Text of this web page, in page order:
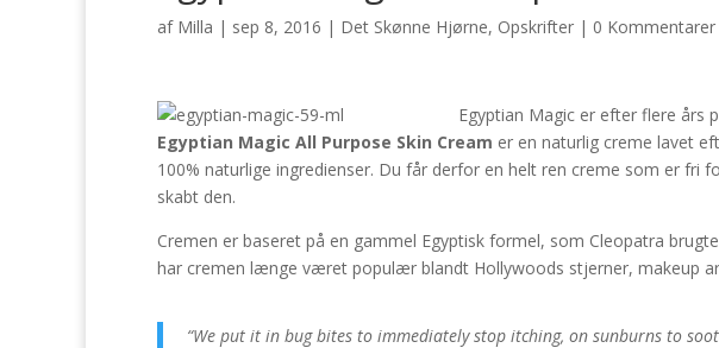
af Milla | sep 8, 2016 | Det Skønne Hjørne, Opskrifter | 0 Kommentarer
Egyptian Magic er efter flere års
Egyptian Magic All Purpose Skin Cream er en naturlig creme lavet
100% naturlige ingredienser. Du får derfor en helt ren creme som er fri
skabt den.
Cremen er baseret på en gammel Egyptisk formel, som Cleopatra
har cremen længe været populær blandt Hollywoods stjerner, makeup
“We put it in bug bites to immediately stop itching, on sunburns to